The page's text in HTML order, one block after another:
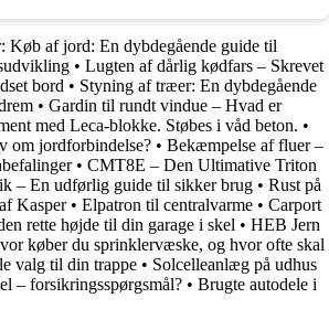
Køb af jord: En dybdegående guide til
• Lugten af dårlig kødfars – Skrevet
bord • Styning af træer: En dybdegående
• Gardin til rundt vindue – Hvad er
med Leca-blokke. Støbes i våd beton. •
om jordforbindelse? • Bekæmpelse af fluer –
• CMT8E – Den Ultimative Triton
– En udførlig guide til sikker brug • Rust på
Kasper• Elpatron til centralvarme • Carport
rette højde til din garage i skel • HEB Jern
køber du sprinklervæske, og hvor ofte skal
valg til din trappe • Solcelleanlæg på udhus
– forsikringsspørgsmål? • Brugte autodele i